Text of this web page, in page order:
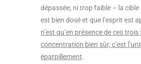
dépassée, ni trop faible – la
est bien dosé et que l’esprit est
n’est qu’en présence de ces
concentration bien sûr, c’est
éparpillement.